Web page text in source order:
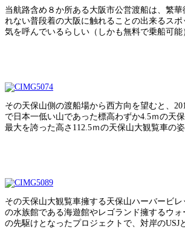
当航路含め８か所ある大阪市公営渡船は、繁
れない普段着の大阪に触れることの出来るスポ
気を呼んでいるらしい（しかも無料で乗船可能
その天保山側の渡船場から西方向を望むと、
で日本一低い山であった標高わずか4.5ｍの天
最大を誇った高さ112.5ｍの天保山大観覧車の姿
その天保山大観覧車擁する天保山ハーバービ
の水族館である海遊館やレゴランド擁するウ
の先駆けとなったプロジェクトで、対岸のUSJ